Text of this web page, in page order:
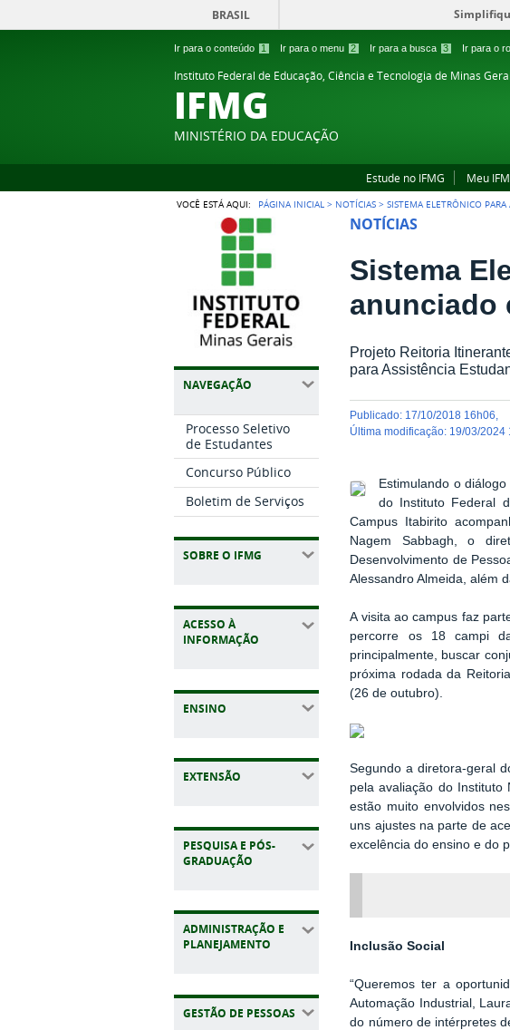
Ir para o conteúdo 1 Ir para o menu 2 Ir para a busca 3 Ir para o
BRASIL
Instituto Federal de Educação, Ciência e Tecnologia de Minas
IFMG
MINISTÉRIO DA EDUCAÇÃO
Estude no IFMG Meu
VOCÊ ESTÁ AQUI: PÁGINA INICIAL > NOTÍCIAS >SISTEMA ELETRÔNICO
NAVEGAÇÃO
Processo Seletivo
de Estudantes
Concurso Público
Boletim de Serviços
SOBRE O IFMG
ACESSO À
INFORMAÇÃO
ENSINO
EXTENSÃO
PESQUISA E PÓS-
GRADUAÇÃO
ADMINISTRAÇÃO E
PLANEJAMENTO
GESTÃO DE PESSOAS
NOTÍCIAS
Sistema
anunciado
Projeto Reitoria
para Assistência
publicado: 17/10/2018 16h06
última modificação: 19/03/2024
Estimulando o
do Instituto Federal
Campus Itabirito
Nagem Sabbagh, o
Desenvolvimento de
Alessandro Almeida, além
A visita ao campus faz
percorre os 18 campi
principalmente, buscar
próxima rodada da
(26 de outubro).
Segundo a diretora-geral
pela avaliação do Instituto
estão muito envolvidos
uns ajustes na parte de
excelência do ensino e do
Inclusão Social
“Queremos ter a
Automação Industrial,
do número de intérpretes